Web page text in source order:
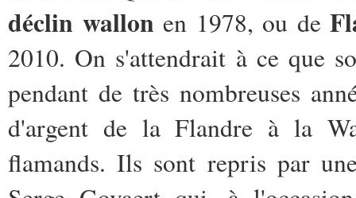
déclin wallon en 1978, ou de
2010. On s'attendrait à ce que
pendant de très nombreuses
d'argent de la Flandre à la
flamands. Ils sont repris par